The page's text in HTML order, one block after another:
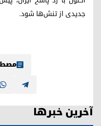
جدیدی از تنش‌ها شود.
آخرین خبرها